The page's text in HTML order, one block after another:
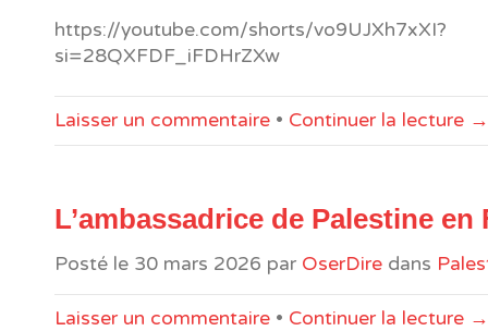
https://youtube.com/shorts/vo9UJXh7xXI?
si=28QXFDF_iFDHrZXw
Laisser un commentaire • Continuer la lecture →
L’ambassadrice de Palestine en
Posté le 30 mars 2026 par OserDire dans
Laisser un commentaire • Continuer la lecture →